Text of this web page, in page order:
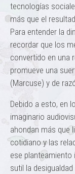
tecnologías
más que el
Para entender la
recordar que los
convertido en una
promueve una
(Marcuse) y de
Debido a esto, en
imaginario
ahondan más que
cotidiano y las
ese
sutil la